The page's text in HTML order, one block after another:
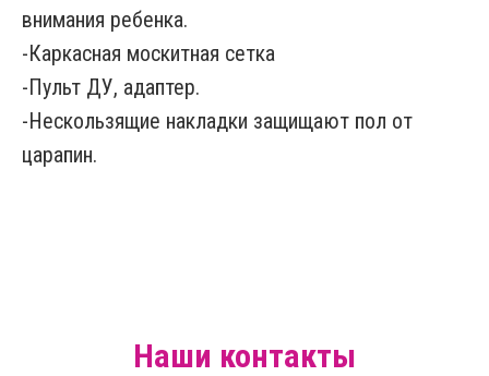
внимания ребенка.
-Каркасная москитная сетка
-Пульт ДУ, адаптер.
-Нескользящие накладки защищают пол от
царапин.
Наши контакты